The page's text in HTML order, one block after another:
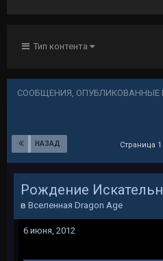
Тип контента
СООБЩЕНИЯ, ОПУБЛИКОВАННЫЕ
НАЗАД Страница
в Вселенная Dragon Age
6 июня, 2012